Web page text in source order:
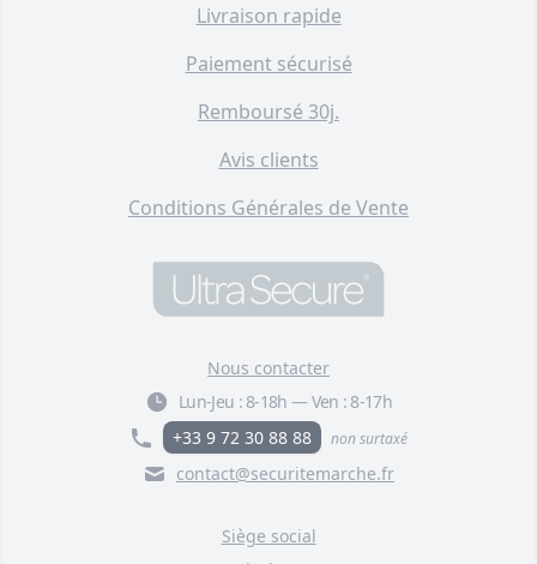
Carillon R supplémentaire sans-
fil - Portée 600 mètres / 35
mélodies / volume réglable /
flashs (DA600+)
F004-4510-00
39,00 €
Carillon TR supplémentaire
Bouton ON-OFF (DA600+)
F004-5100-00
Livraison rapide
Paiement sécurisé
Remboursé 30j.
Avis clients
Conditions Générales de Vente
Nous contacter
Lun-Jeu : 8-18h —Ven : 8-17h
+33 9 72 30 88 88
non surtaxé
contact@securitemarche.fr
Siège social